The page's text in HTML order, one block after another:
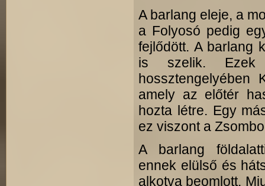
A barlang eleje, a
a Folyosó pedig
fejlődött. A barlang
is szelik. Ezek
hossztengelyében
amely az előtér
hozta létre. Egy
ez viszont a
A barlang
ennek elülső és
alkotva beomlott.